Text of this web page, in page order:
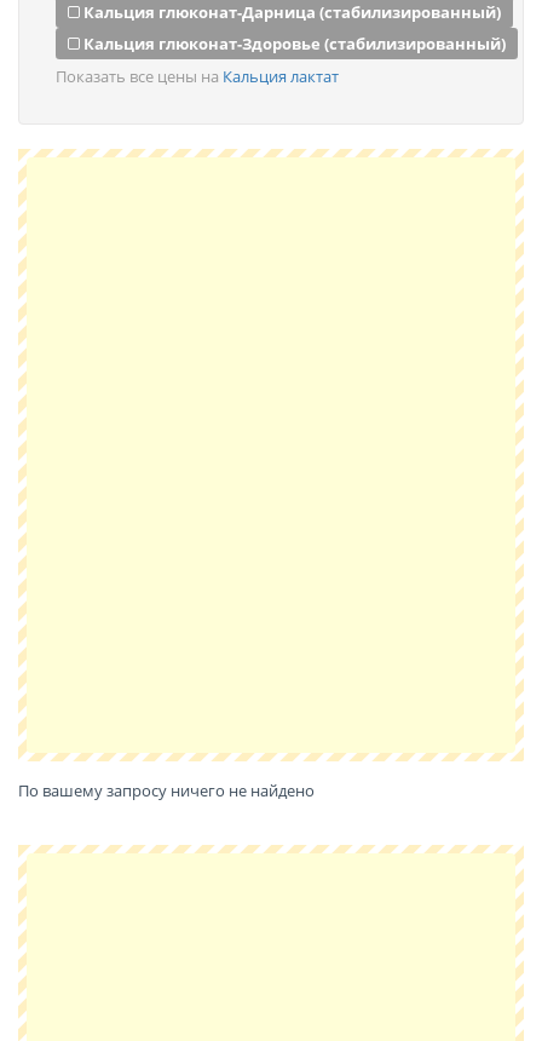
Кальция глюконат-Дарница (стабилизированный)
Кальция глюконат-Здоровье (стабилизированный)
Показать все цены на Кальция лактат
По вашему запросу ничего не найдено